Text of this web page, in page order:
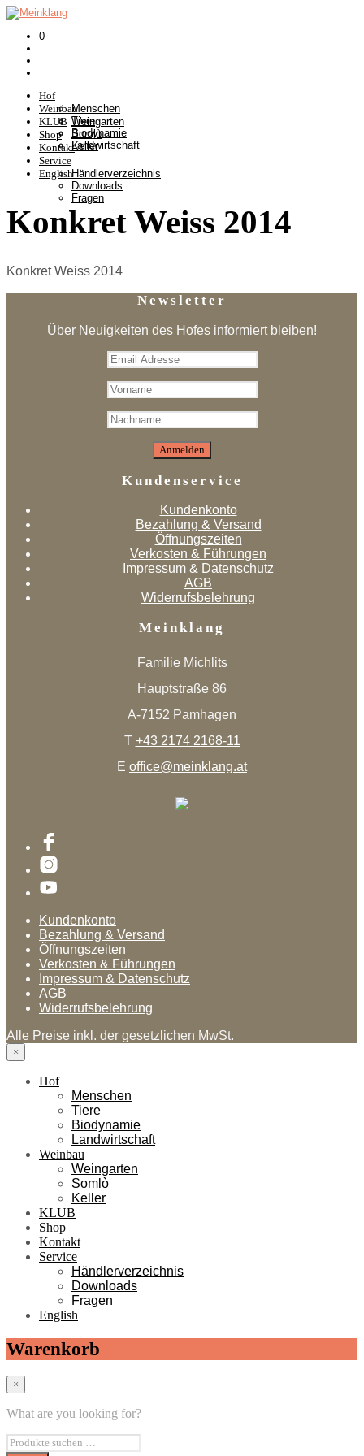
0
Hof
Menschen
Tiere
Biodynamie
Landwirtschaft
Weinbau
Weingarten
Somlò
Keller
KLUB
Shop
Kontakt
Service
Händlerverzeichnis
Downloads
Fragen
English
Konkret Weiss 2014
Konkret Weiss 2014
Newsletter
Über Neuigkeiten des Hofes informiert bleiben!
Kundenservice
Kundenkonto
Bezahlung & Versand
Öffnungszeiten
Verkosten & Führungen
Impressum & Datenschutz
AGB
Widerrufsbelehrung
Meinklang
Familie Michlits
Hauptstraße 86
A-7152 Pamhagen
T +43 2174 2168-11
E office@meinklang.at
Kundenkonto
Bezahlung & Versand
Öffnungszeiten
Verkosten & Führungen
Impressum & Datenschutz
AGB
Widerrufsbelehrung
Alle Preise inkl. der gesetzlichen MwSt.
×
Hof
Menschen
Tiere
Biodynamie
Landwirtschaft
Weinbau
Weingarten
Somlò
Keller
KLUB
Shop
Kontakt
Service
Händlerverzeichnis
Downloads
Fragen
English
Warenkorb
×
What are you looking for?